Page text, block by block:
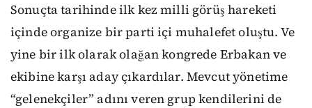
Sonuçta tarihinde ilk kez milli görüş hareketi
içinde organize bir parti içi muhalefet oluştu. Ve
yine bir ilk olarak olağan kongrede Erbakan ve
ekibine karşı aday çıkardılar. Mevcut yönetime
“gelenekçiler” adını veren grup kendilerini de